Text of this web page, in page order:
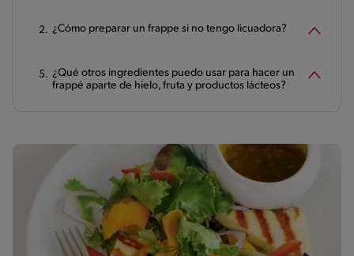
¿Cómo preparar un frappe si no tengo licuadora?
¿Qué otros ingredientes puedo usar para hacer un
frappé aparte de hielo, fruta y productos lácteos?